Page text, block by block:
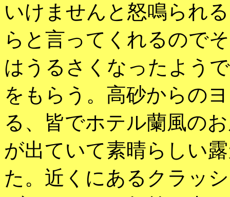
いけませんと怒鳴られ
らと言ってくれるので
はうるさくなったよう
をもらう。高砂からの
る、皆でホテル蘭風の
が出ていて素晴らしい
た。近くにあるクラッ